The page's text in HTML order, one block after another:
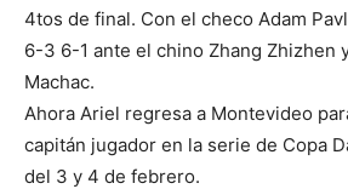
4tos de final. Con el checo Adam
6-3 6-1 ante el chino Zhang Zhizhen
Machac.
Ahora Ariel regresa a Montevideo
capitán jugador en la serie de Copa
del 3 y 4 de febrero.